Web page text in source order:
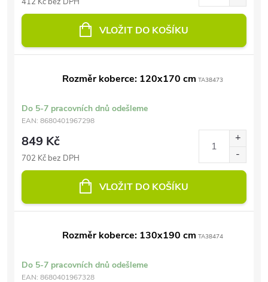
VLOŽIT DO KOŠÍKU
Rozměr koberce: 120x170 cm TA38473
Do 5-7 pracovních dnů odešleme
EAN: 8680401967298
849 Kč
702 Kč bez DPH
VLOŽIT DO KOŠÍKU
Rozměr koberce: 130x190 cm TA38474
Do 5-7 pracovních dnů odešleme
EAN: 8680401967328